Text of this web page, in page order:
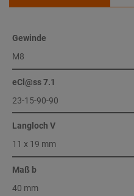
Gewinde
M8
eCl@ss 7.1
23-15-90-90
Langloch V
11 x 19 mm
Maß b
40 mm